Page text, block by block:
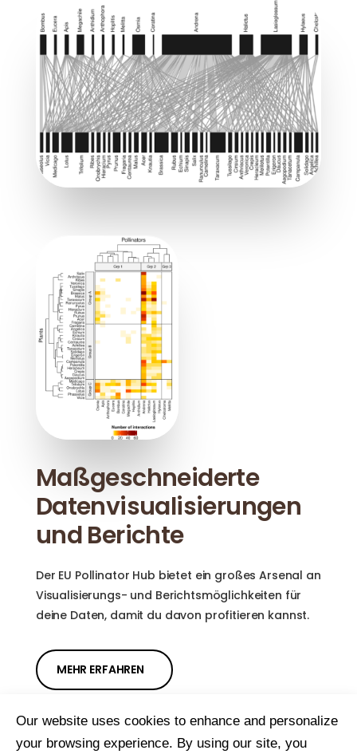
Our website uses cookies to enhance and personalize
your browsing experience. By using our site, you
Maßgeschneiderte
Datenvisualisierungen
und Berichte
Der EU Pollinator Hub bietet ein großes Arsenal an
Visualisierungs- und Berichtsmöglichkeiten für
deine Daten, damit du davon profitieren kannst.
MEHR ERFAHREN